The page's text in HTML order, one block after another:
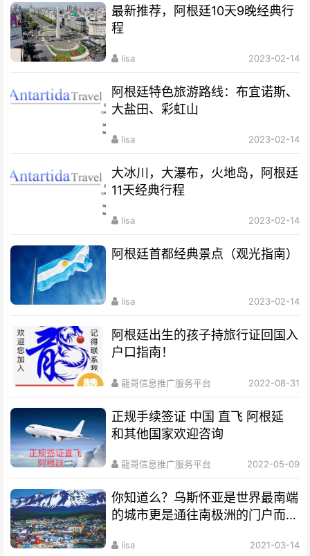
最新推荐，阿根廷10天9晚经典行
程
lisa 2023-02-14
阿根廷特色旅游路线：布宜诺斯、
大盐田、彩虹山
lisa 2023-02-14
大冰川，大瀑布，火地岛，阿根廷
11天经典行程
lisa 2023-02-14
阿根廷首都经典景点（观光指南）
lisa 2023-02-14
阿根廷出生的孩子持旅行证回国入
户口指南！
龍哥信息推广服务平台 2022-08-31
正规手续签证 中国 直飞 阿根延
和其他国家欢迎咨询
龍哥信息推广服务平台 2022-05-09
你知道么？乌斯怀亚是世界最南端
的城市更是通往南极洲的门户而驰
lisa 2021-03-14